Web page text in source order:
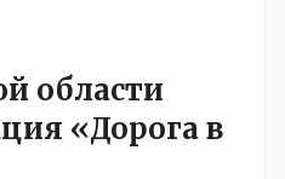
области
«Дорога в